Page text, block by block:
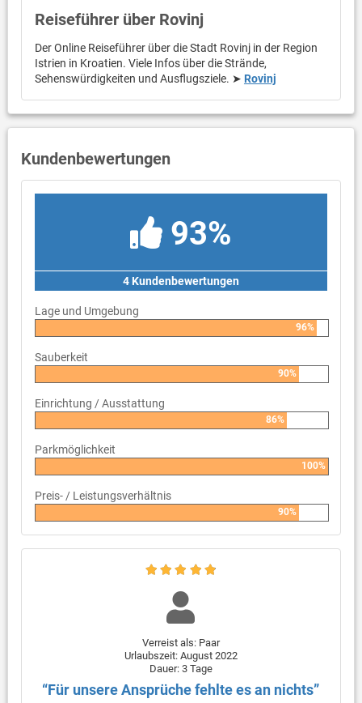
Reiseführer über Rovinj
Der Online Reiseführer über die Stadt Rovinj in der Region
Istrien in Kroatien. Viele Infos über die Strände,
Sehenswürdigkeiten und Ausflugsziele. ➤ Rovinj
Kundenbewertungen
93%
4 Kundenbewertungen
Lage und Umgebung
96%
Sauberkeit
90%
Einrichtung / Ausstattung
86%
Parkmöglichkeit
100%
Preis- / Leistungsverhältnis
90%
Verreist als: Paar
Urlaubszeit: August 2022
Dauer: 3 Tage
“Für unsere Ansprüche fehlte es an nichts”